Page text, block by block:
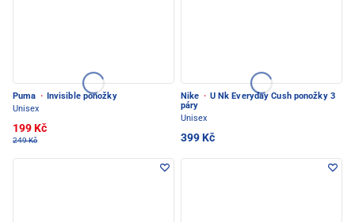
Puma ·
Invisible ponožky
Unisex
199 Kč
249 Kč
Nike · U Nk Everyday Cush ponožky 3
páry
Unisex
399 Kč